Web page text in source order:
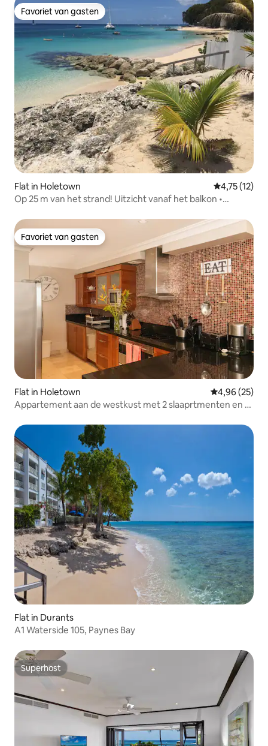
Favoriet van gasten
Favoriet van gasten
Flat in Holetown Gemiddelde
4,75 (12)
Op 25 m van het strand! Uitzicht vanaf het balkon •
Favoriet van gasten
Favoriet van gasten
Flat in Holetown Gemiddelde
4,96 (25)
Appartement aan de westkust met 2 slaaprtmenten en 2
Flat in Durants
A1 Waterside 105, Paynes Bay
Superhost
Superhost